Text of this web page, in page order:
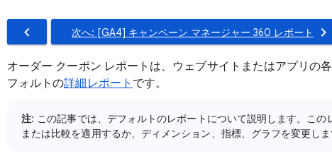
次へ: [GA4] キャンペーン マネージャー 360 レポート
オーダー クーポン レポートは、ウェブサイトまたはアプリの
フォルトの詳細レポート です。
注: この記事では、デフォルトのレポートについて説明します。こ
または比較を適用するか、ディメンション、指標、グラフを変更しま